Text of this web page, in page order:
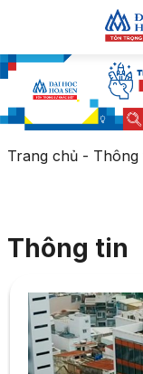
Trang chủ- Thông
Thông tin